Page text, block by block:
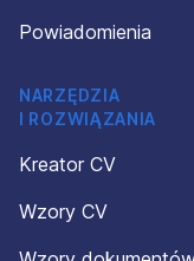
Powiadomienia
NARZĘDZIA
I ROZWIĄZANIA
Kreator CV
Wzory CV